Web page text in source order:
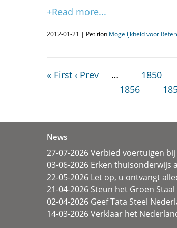
+Read more...
2012-01-21 | Petition Mogelijkheid voor
« First ‹ Prev … 1850
1856
News
27-07-2026 Verbied voertuigen
03-06-2026 Erken thuisonderwijs
22-05-2026 Let op, u ontvangt
21-04-2026 Steun het Groen
02-04-2026 Geef Tata Steel
14-03-2026 Verklaar het